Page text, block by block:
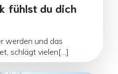
fühlst du dich
werden und das
schlägt vielen[…]